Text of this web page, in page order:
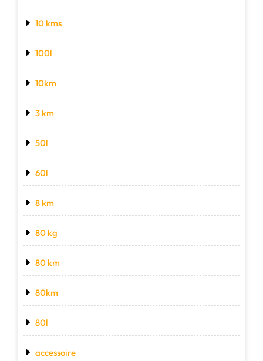
10 kms
100l
10km
3 km
50l
60l
8 km
80 kg
80 km
80km
80l
accessoire